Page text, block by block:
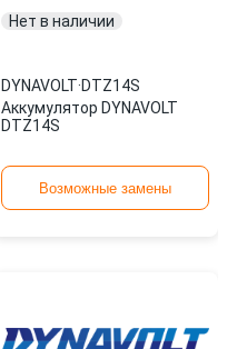
Нет в наличии
DYNAVOLT·DTZ14S
Аккумулятор DYNAVOLT
DTZ14S
Возможные замены